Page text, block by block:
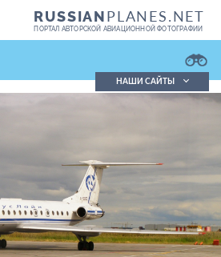
RUSSIANPLANES.NET
ПОРТАЛ АВТОРСКОЙ АВИАЦИОННОЙ ФОТОГРАФИИ
НАШИ САЙТЫ